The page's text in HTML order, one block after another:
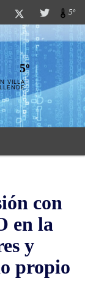
5º
5º
VILLA
con
en la
y
propio